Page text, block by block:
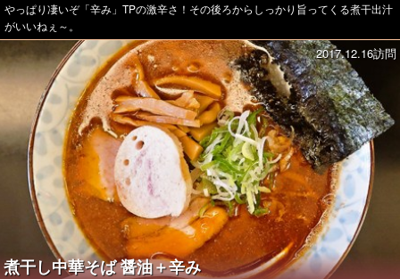
やっぱり凄いぞ「辛み」TPの激辛さ！その後ろからしっかり旨ってくる煮干出汁
がいいねぇ～。
2017.12.16訪問
煮干し中華そば 醤油＋辛み